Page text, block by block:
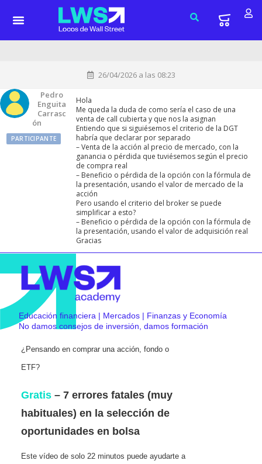
26/04/2026 a las 08:23
Pedro
Enguita
Carrasc
Ón
PARTICIPANTE
Hola
Me queda la duda de como sería el caso de una
venta de call cubierta y que nos la asignan
Entiendo que si siguiésemos el criterio de la DGT
habría que declarar por separado
– Venta de la acción al precio de mercado, con la
ganancia o pérdida que tuviésemos según el precio
de compra real
– Beneficio o pérdida de la opción con la fórmula de
la presentación, usando el valor de mercado de la
acción
Pero usando el criterio del broker se puede
simplificar a esto?
– Beneficio o pérdida de la opción con la fórmula de
la presentación, usando el valor de adquisición real
Gracias
Educación financiera | Mercados | Finanzas y Economía
No damos consejos de inversión, damos formación
¿Pensando en comprar una acción, fondo o
ETF?
Gratis – 7 errores fatales (muy
habituales) en la selección de
oportunidades en bolsa
Este vídeo de solo 22 minutos puede ayudarte a